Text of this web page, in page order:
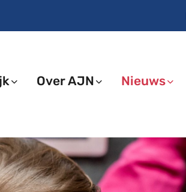
Over AJN Nieuws